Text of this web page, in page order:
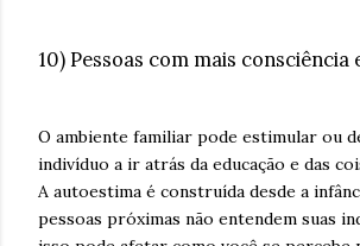
10) Pessoas com mais consciência
O ambiente familiar pode estimular ou
indivíduo a ir atrás da educação e das
A autoestima é construída desde a
pessoas próximas não entendem suas